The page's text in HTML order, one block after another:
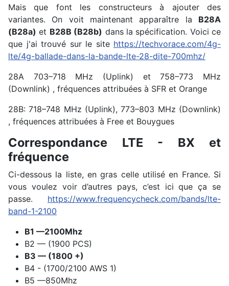
Mais que font les constructeurs à ajouter des
variantes. On voit maintenant apparaître la B28A
(B28a) et B28B (B28b) dans la spécification. Voici ce
que j'ai trouvé sur le site https://techvorace.com/4g-
lte/4g-ballade-dans-la-bande-lte-28-dite-700mhz/
28A 703–718 MHz (Uplink) et 758–773 MHz
(Downlink) , fréquences attribuées à SFR et Orange
28B: 718–748 MHz (Uplink), 773–803 MHz (Downlink)
, fréquences attribuées à Free et Bouygues
Correspondance LTE - BX et
fréquence
Ci-dessous la liste, en gras celle utilisé en France. Si
vous voulez voir d’autres pays, c’est ici que ça se
passe. https://www.frequencycheck.com/bands/lte-
band-1-2100
B1 —2100Mhz
B2 — (1900 PCS)
B3 — (1800 +)
B4 - (1700/2100 AWS 1)
B5 —850Mhz